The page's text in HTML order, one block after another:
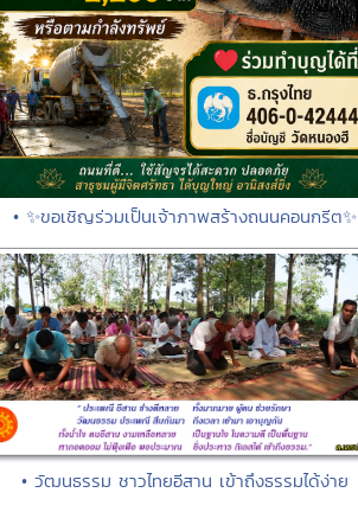
• ✨ขอเชิญร่วมเป็นเจ้าภาพสร้างถนนคอนกรีต✨
• วัฒนธรรม ชาวไทยอีสาน เข้าถึงธรรมได้ง่าย